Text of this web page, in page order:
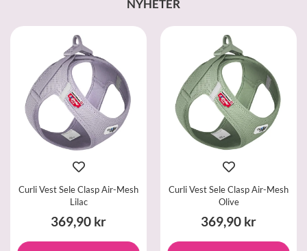
NYHETER
Curli Vest Sele Clasp Air-Mesh
Lilac
369,90 kr
Curli Vest Sele Clasp Air-Mesh
Olive
369,90 kr